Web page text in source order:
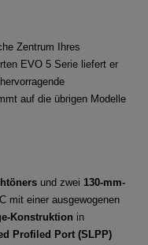
Zentrum Ihres
EVO 5 Serie liefert er
auf die übrigen Modelle
und zwei 130-mm-
mit einer ausgewogenen
Konstruktion in
Profiled Port (SLPP)